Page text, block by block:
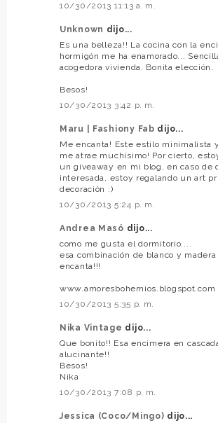
10/30/2013 11:13 a. m.
Unknown dijo...
Es una belleza!! La cocina con la
hormigón me ha enamorado...
acogedora vivienda. Bonita elección.
Besos!
10/30/2013 3:42 p. m.
Maru | Fashiony Fab dijo...
Me encanta! Este estilo minimalista
me atrae muchísimo! Por cierto,
un giveaway en mi blog, en caso de
interesada, estoy regalando un art
decoración :)
10/30/2013 5:24 p. m.
Andrea Masó dijo...
como me gusta el dormitorio....
esa combinación de blanco y madera
encanta!!!
www.amoresbohemios.blogspot.com
10/30/2013 5:35 p. m.
Nika Vintage dijo...
Que bonito!! Esa encimera en
alucinante!!
Besos!
Nika
10/30/2013 7:08 p. m.
Jessica (Coco/Mingo) dijo...